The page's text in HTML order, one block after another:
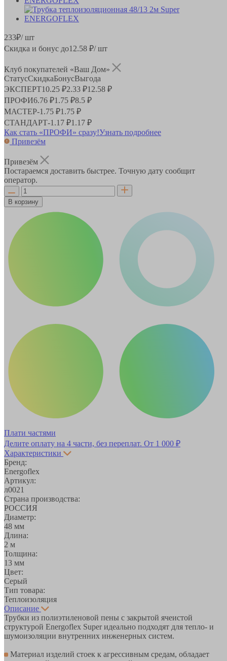
233₽/ шт
Скидка и бонус до12.58 ₽/ шт
Клуб покупателей «Ваш Дом»
СтатусСкидкаБонусВыгода
ЭКСПЕРТ10.25 ₽2.33 ₽12.58 ₽
ПРОФИ6.76 ₽1.75 ₽8.5 ₽
МАСТЕР-1.75 ₽1.75 ₽
СТАНДАРТ-1.17 ₽1.17 ₽
Как стать «ПРОФИ» сразу!Узнать подробнее
Привезём
Привезём
Постараемся доставить быстрее. Точную дату сообщит
оператор.
В корзину
Плати частями
Делите оплату на 4 части, без переплат. От 1 000 ₽
Характеристики
Бренд:
Energoflex
Артикул:
л0021
Страна производства:
РОССИЯ
Диаметр:
48 мм
Длина:
2 м
Толщина:
13 мм
Цвет:
Серый
Тип товара:
Теплоизоляция
Описание
Трубки из полиэтиленовой пены с закрытой ячеистой
структурой Energoflex Super идеально подходят для тепло- и
шумоизоляции внутренних инженерных систем.
Материал изделий стоек к агрессивным средам, обладает